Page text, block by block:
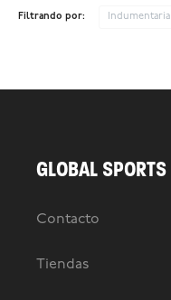
Filtrando por: Indumentaria
GLOBAL SPORTS
Contacto
Tiendas